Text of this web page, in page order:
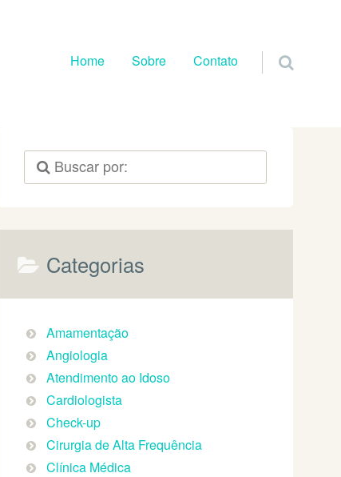
Pular para o conteúdo
Home Sobre Contato
Categorias
Amamentação
Angiologia
Atendimento ao Idoso
Cardiologista
Check-up
Cirurgia de Alta Frequência
Clínica Médica